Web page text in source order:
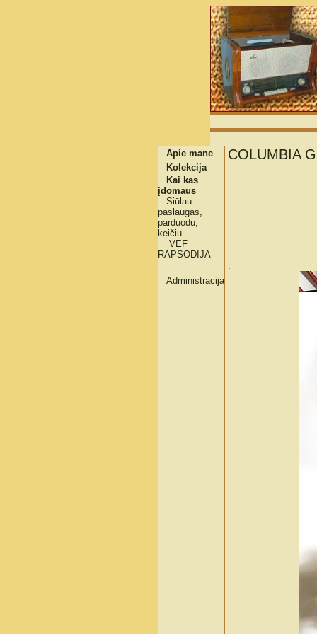
Apie mane
Kolekcija
Kai kas
įdomaus
Siūlau
paslaugas,
parduodu,
keičiu
VEF
RAPSODIJA
Administracija
COLUMBIA
.